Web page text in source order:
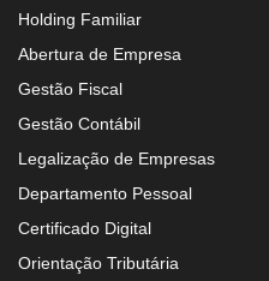
Holding Familiar
Abertura de Empresa
Gestão Fiscal
Gestão Contábil
Legalização de Empresas
Departamento Pessoal
Certificado Digital
Orientação Tributária